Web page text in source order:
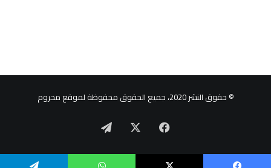
© حقوق النشر 2020، جميع الحقوق محفوظة لموقع محروم
فيسبوك تيلقرام